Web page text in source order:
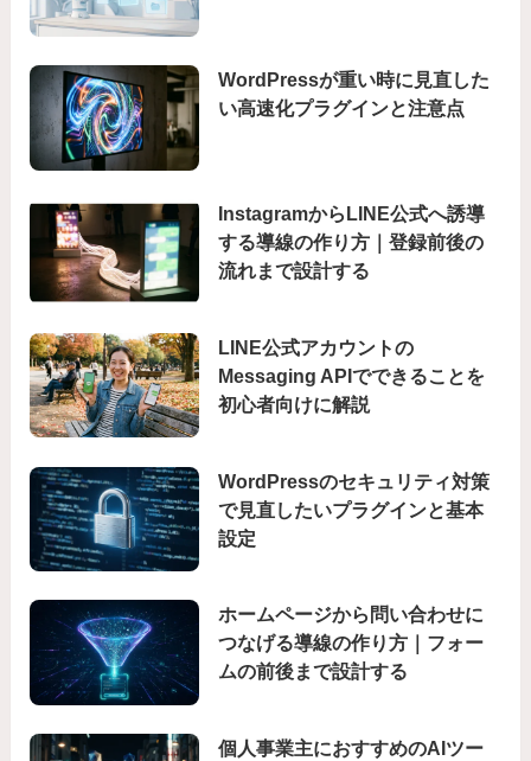
WordPressが重い時に見直した
い高速化プラグインと注意点
InstagramからLINE公式へ誘導
する導線の作り方｜登録前後の
流れまで設計する
LINE公式アカウントの
Messaging APIでできることを
初心者向けに解説
WordPressのセキュリティ対策
で見直したいプラグインと基本
設定
ホームページから問い合わせに
つなげる導線の作り方｜フォー
ムの前後まで設計する
個人事業主におすすめのAIツー